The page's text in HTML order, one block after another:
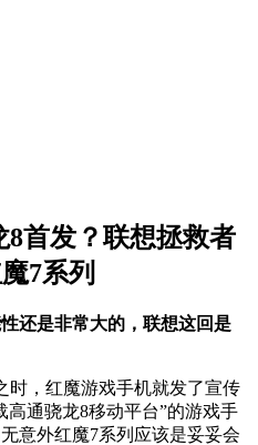
首发？联想拯救者
7系列
还是非常大的，联想这回是
，红魔游戏手机就发了宣传
高通骁龙8移动平台”的游戏手
意外红魔7系列应该是妥妥会